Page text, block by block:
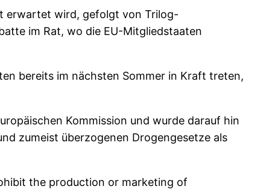
erwartet wird, gefolgt von Trilog-
im Rat, wo die EU-Mitgliedstaaten
bereits im nächsten Sommer in Kraft treten,
Kommission und wurde darauf hin
zumeist überzogenen Drogengesetze als
the production or marketing of